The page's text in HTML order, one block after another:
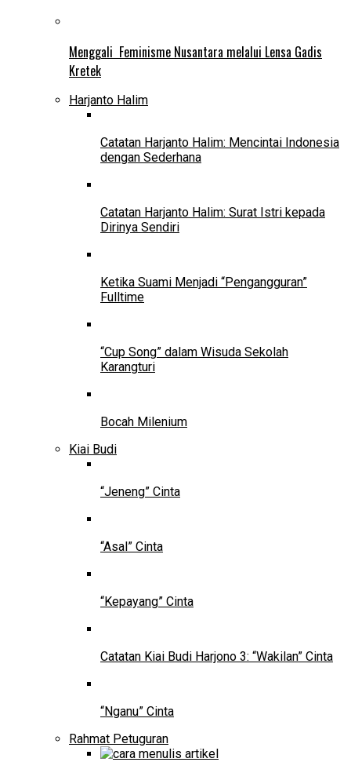
Menggali Feminisme Nusantara melalui Lensa Gadis
Kretek
Harjanto Halim
Catatan Harjanto Halim: Mencintai Indonesia
dengan Sederhana
Catatan Harjanto Halim: Surat Istri kepada
Dirinya Sendiri
Ketika Suami Menjadi “Pengangguran”
Fulltime
“Cup Song” dalam Wisuda Sekolah
Karangturi
Bocah Milenium
Kiai Budi
“Jeneng” Cinta
“Asal” Cinta
“Kepayang” Cinta
Catatan Kiai Budi Harjono 3: “Wakilan” Cinta
“Nganu” Cinta
Rahmat Petuguran